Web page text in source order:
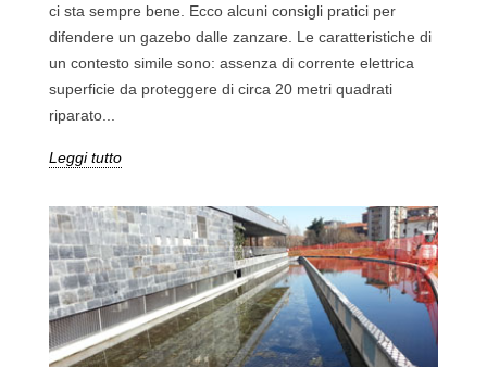
ci sta sempre bene. Ecco alcuni consigli pratici per
difendere un gazebo dalle zanzare. Le caratteristiche di
un contesto simile sono: assenza di corrente elettrica
superficie da proteggere di circa 20 metri quadrati
riparato...
Leggi tutto